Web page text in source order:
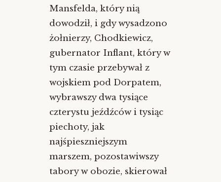
Mansfelda, który nią
dowodził, i gdy wysadzono
żołnierzy, Chodkiewicz,
gubernator Inflant, który w
tym czasie przebywał z
wojskiem pod Dorpatem,
wybrawszy dwa tysiące
czterystu jeźdźców i tysiąc
piechoty, jak
najśpieszniejszym
marszem, pozostawiwszy
tabory w obozie, skierował